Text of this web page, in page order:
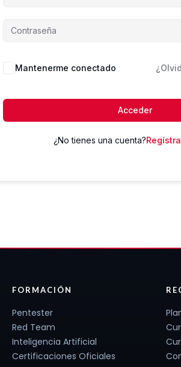
Mantenerme conectado
Acceder
¿No tienes una cuenta?
FORMACIÓN
Pentester
Red Team
Inteligencia Artificial
Certificaciones Oficiales